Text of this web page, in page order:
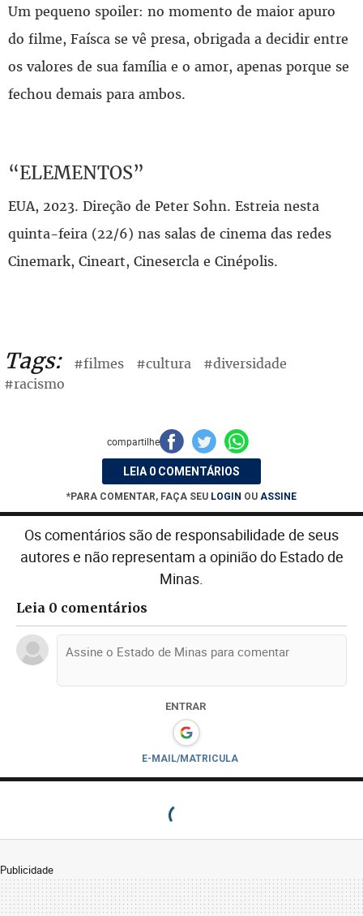
Um pequeno spoiler: no momento de maior apuro
do filme, Faísca se vê presa, obrigada a decidir entre
os valores de sua família e o amor, apenas porque se
fechou demais para ambos.
“ELEMENTOS”
EUA, 2023. Direção de Peter Sohn. Estreia nesta
quinta-feira (22/6) nas salas de cinema das redes
Cinemark, Cineart, Cinesercla e Cinépolis.
Tags: #filmes #cultura
#diversidade
#racismo
compartilhe
LEIA 0 COMENTÁRIOS
*PARA COMENTAR, FAÇA SEU LOGIN OU ASSINE
Os comentários são de responsabilidade de seus
autores e não representam a opinião do Estado de
Minas.
Leia 0 comentários
ENTRAR
E-MAIL/MATRICULA
Publicidade